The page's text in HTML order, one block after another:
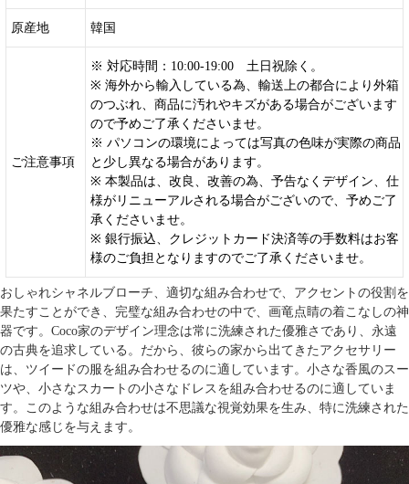
原産地 韓国
ご注意事項
※ 対応時間：10:00-19:00 土日祝除く。
※ 海外から輸入している為、輸送上の都合により外箱
のつぶれ、商品に汚れやキズがある場合がございます
ので予めご了承くださいませ。
※ パソコンの環境によっては写真の色味が実際の商品
と少し異なる場合があります。
※ 本製品は、改良、改善の為、予告なくデザイン、仕
様がリニューアルされる場合がございので、予めご了
承くださいませ。
※ 銀行振込、クレジットカード決済等の手数料はお客
様のご負担となりますのでご了承くださいませ。
おしゃれシャネルブローチ 、適切な組み合わせで、アクセントの役割を
果たすことができ、完璧な組み合わせの中で、画竜点睛の着こなしの神
器です。Coco家のデザイン理念は常に洗練された優雅さであり、永遠
の古典を追求している。だから、彼らの家から出てきたアクセサリー
は、ツイードの服を組み合わせるのに適しています。小さな香風のスー
ツや、小さなスカートの小さなドレスを組み合わせるのに適していま
す。このような組み合わせは不思議な視覚効果を生み、特に洗練された
優雅な感じを与えます。